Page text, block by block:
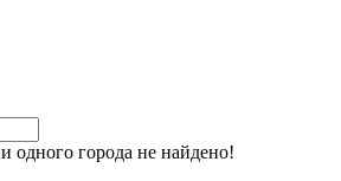
одного города не найдено!